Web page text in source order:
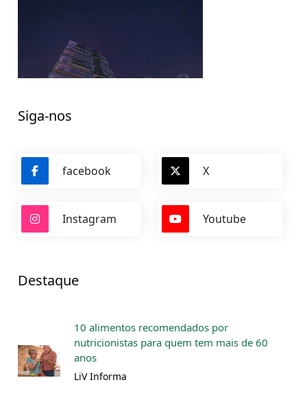
Siga-nos
facebook X
Instagram Youtube
Destaque
10 alimentos recomendados por
nutricionistas para quem tem mais de 60
anos
LiV Informa